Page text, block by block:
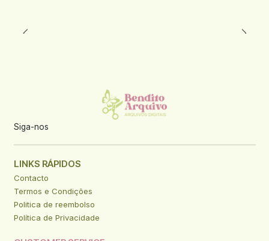
Siga-nos
LINKS RÁPIDOS
Contacto
Termos e Condições
Politica de reembolso
Política de Privacidade